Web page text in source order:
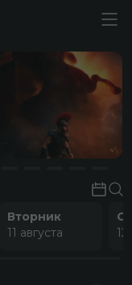
Вторник
11 августа
12